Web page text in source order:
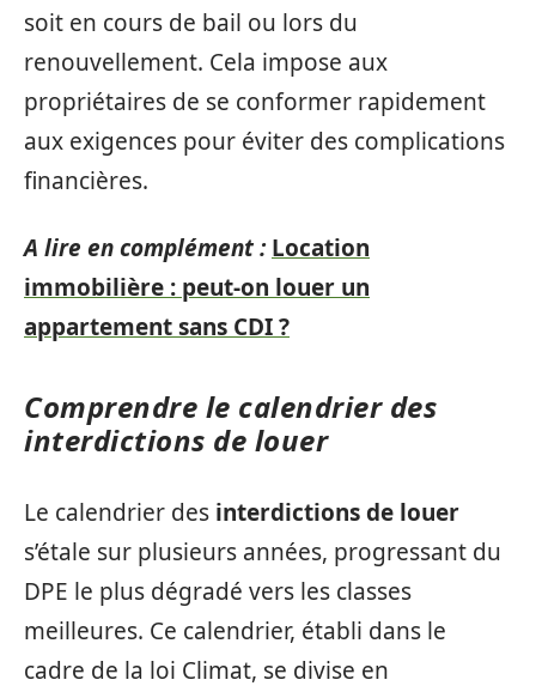
soit en cours de bail ou lors du
renouvellement. Cela impose aux
propriétaires de se conformer rapidement
aux exigences pour éviter des complications
financières.
A lire en complément : Location
immobilière : peut-on louer un
appartement sans CDI ?
Comprendre le calendrier des
interdictions de louer
Le calendrier des interdictions de louer
s’étale sur plusieurs années, progressant du
DPE le plus dégradé vers les classes
meilleures. Ce calendrier, établi dans le
cadre de la loi Climat, se divise en